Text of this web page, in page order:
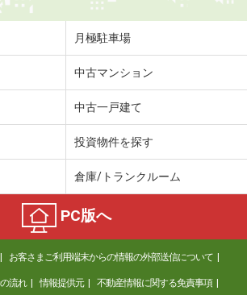
月極駐車場
中古マンション
中古一戸建て
投資物件を探す
倉庫/トランクルーム
PC版へ
お客さまご利用端末からの情報の外部送信について
流れ 情報提供元 不動産情報に関する免責事項